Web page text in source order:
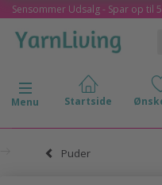
Sensommer Udsalg - Spar op til
Skifte navigation
Menu
Puder